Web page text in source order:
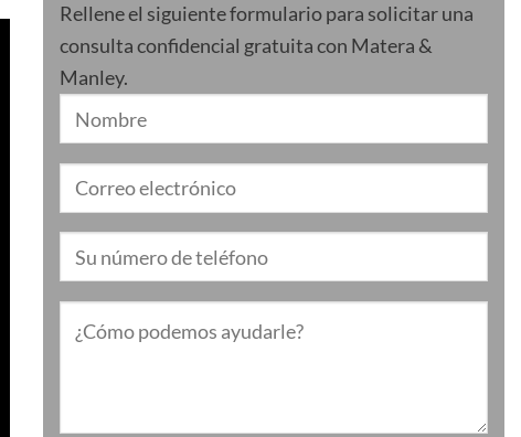
Rellene el siguiente formulario para solicitar una
consulta confidencial gratuita con Matera &
Manley.